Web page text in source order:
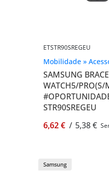
ETSTR90SREGEU
Mobilidade »
SAMSUNG
WATCH5/PRO(S/
STR90SREGEU
6,62 € / 5,38 €
Samsung